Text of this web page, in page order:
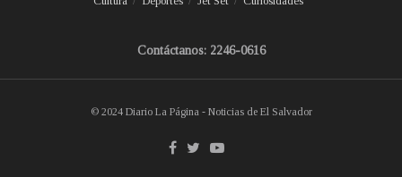
Contáctanos: 2246-0616
© 2024 Diario La Página - Noticias de El Salvador